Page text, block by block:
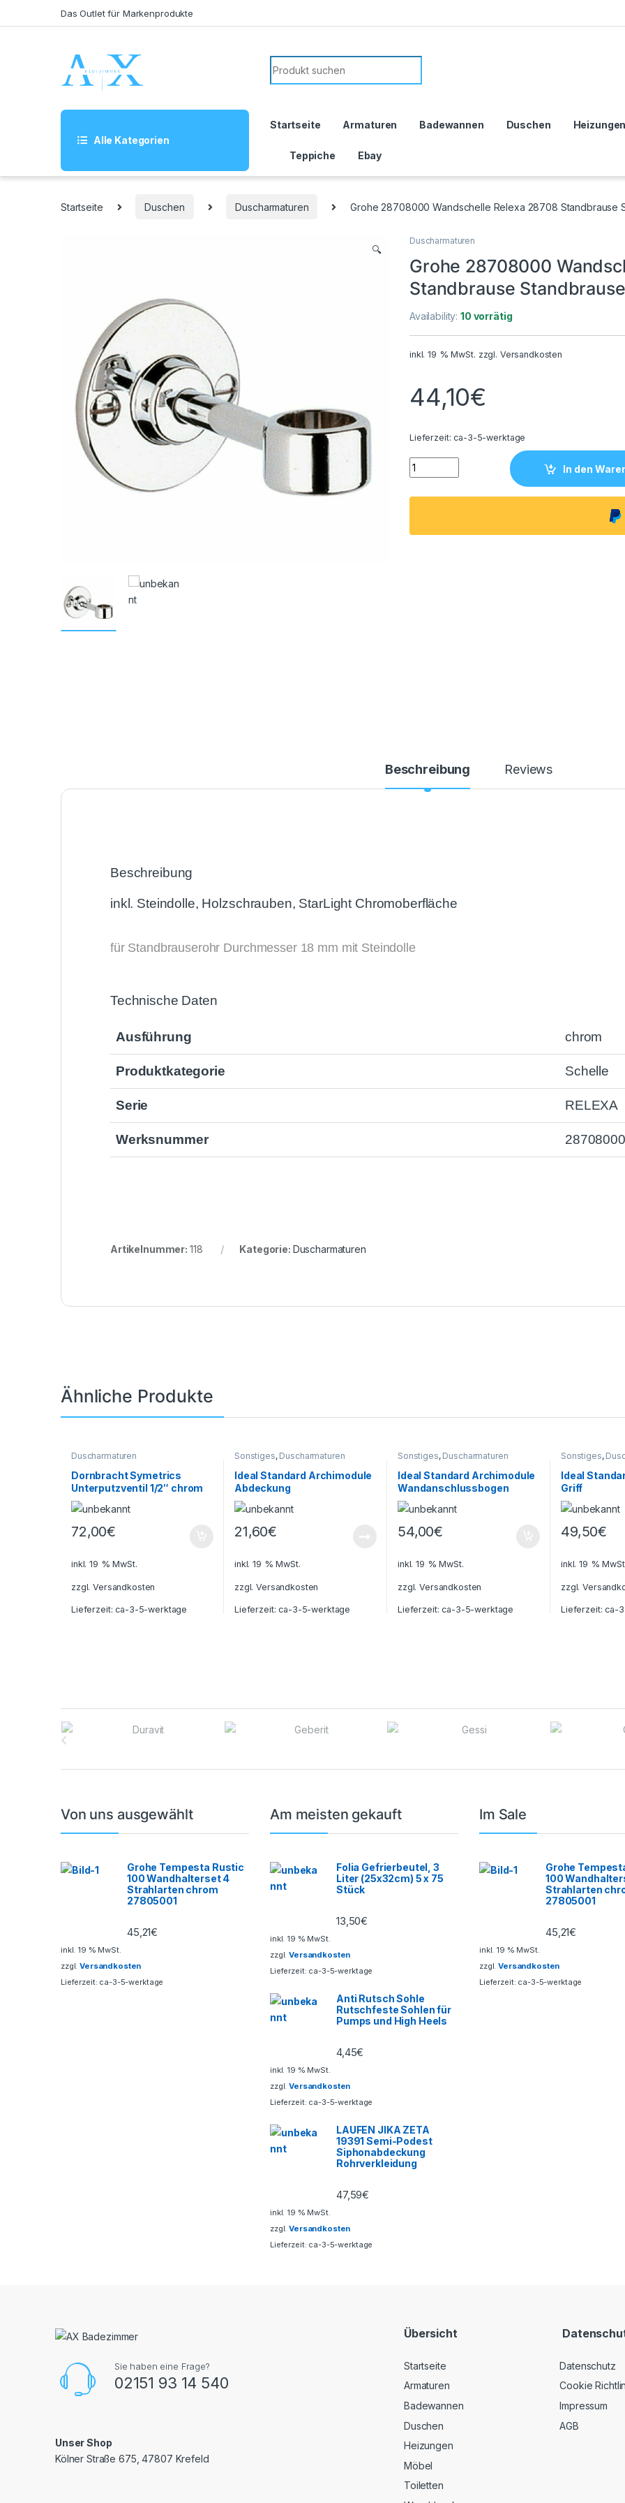
Das Outlet für Markenprodukte
Search for:
Alle Kategorien
Startseite Armaturen Badewannen Duschen
Teppiche Ebay
Startseite Duschen Duscharmaturen Grohe 28708000 Wandschelle Relexa 28708 Standbrause
🔍
Duscharmaturen
Grohe 28708000
Standbrause
Availability:10 vorrätig
inkl. 19 % MwSt. zzgl. Versandkosten
44,10€
Lieferzeit:ca-3-5-werktage
Grohe 28708000 Wandschelle Relexa
In den
Beschreibung Reviews
Beschreibung
inkl. Steindolle, Holzschrauben, StarLight Chromoberfläche
für Standbrauserohr Durchmesser 18 mm mit Steindolle
Technische Daten
Ausführung chrom
Produktkategorie Schelle
Serie RELEXA
Werksnummer 28708000
Artikelnummer: 118 Kategorie: Duscharmaturen
Ähnliche Produkte
Duscharmaturen
Dornbracht Symetrics
Unterputzventil 1/2″ chrom
72,00€
inkl. 19 % MwSt.
zzgl.Versandkosten
Lieferzeit:ca-3-5-werktage
Sonstiges, Duscharmaturen
Ideal Standard Archimodule
Abdeckung
21,60€
inkl. 19 % MwSt.
zzgl.Versandkosten
Lieferzeit:ca-3-5-werktage
Sonstiges, Duscharmaturen
Ideal Standard Archimodule
Wandanschlussbogen
54,00€
inkl. 19 % MwSt.
zzgl.Versandkosten
Lieferzeit:ca-3-5-werktage
Sonstiges,
Ideal
Griff
49,50€
inkl. 19 %
zzgl.
Lieferzeit:ca-
Von uns ausgewählt
Grohe Tempesta Rustic
100 Wandhalterset 4
Strahlarten chrom
27805001
45,21€
inkl. 19 % MwSt.
zzgl.Versandkosten
Lieferzeit: ca-3-5-werktage
Am meisten gekauft
Folia Gefrierbeutel, 3
Liter (25x32cm) 5 x 75
Stück
13,50€
inkl. 19 % MwSt.
zzgl.Versandkosten
Lieferzeit: ca-3-5-werktage
Anti Rutsch Sohle
Rutschfeste Sohlen für
Pumps und High Heels
4,45€
inkl. 19 % MwSt.
zzgl.Versandkosten
Lieferzeit: ca-3-5-werktage
LAUFEN JIKA ZETA
19391 Semi-Podest
Siphonabdeckung
Rohrverkleidung
47,59€
inkl. 19 % MwSt.
zzgl.Versandkosten
Lieferzeit: ca-3-5-werktage
Im Sale
Grohe
100
Strahlarten
27805001
45,21€
inkl. 19 % MwSt.
zzgl.Versandkosten
Lieferzeit: ca-3-5-werktage
Sie haben eine Frage?
02151 93 14 540
Unser Shop
Kölner Straße 675, 47807 Krefeld
Übersicht
Startseite
Armaturen
Badewannen
Duschen
Heizungen
Möbel
Toiletten
Datenschutz
Cookie
Impressum
AGB